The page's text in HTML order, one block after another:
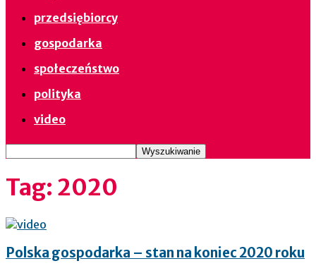
przedsiębiorcy
gospodarka
społeczeństwo
polityka
video
Tag: 2020
Polska gospodarka – stan na koniec 2020 roku